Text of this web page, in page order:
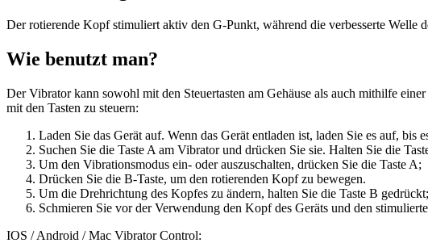
Der rotierende Kopf stimuliert aktiv den G-Punkt, während die verbesserte Welle
Wie benutzt man?
Der Vibrator kann sowohl mit den Steuertasten am Gehäuse als auch mithilfe
mit den Tasten zu steuern:
Laden Sie das Gerät auf. Wenn das Gerät entladen ist, laden Sie es auf, bis
Suchen Sie die Taste A am Vibrator und drücken Sie sie. Halten Sie die
Um den Vibrationsmodus ein- oder auszuschalten, drücken Sie die Taste A;
Drücken Sie die B-Taste, um den rotierenden Kopf zu bewegen.
Um die Drehrichtung des Kopfes zu ändern, halten Sie die Taste B gedrückt;
Schmieren Sie vor der Verwendung den Kopf des Geräts und den
IOS / Android / Mac Vibrator Control: